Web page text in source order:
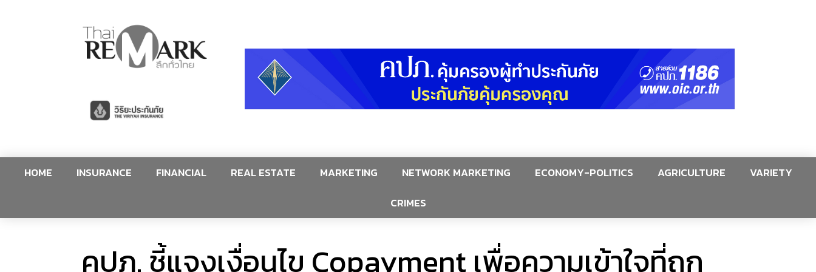
HOME INSURANCE FINANCIAL REAL ESTATE MARKETING NETWORK MARKETING ECONOMY-POLITICS AGRICULTURE
VARIETY
CRIMES
คปภ. ชี้แจงเงื่อนไข Copayment เพื่อความเข้าใจที่ถูก